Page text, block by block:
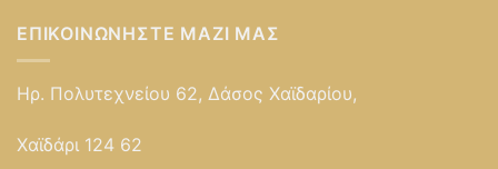
ΕΠΙΚΟΙΝΩΝΉΣΤΕ ΜΑΖΊ ΜΑΣ
Ηρ. Πολυτεχνείου 62, Δάσος Χαϊδαρίου,
Χαϊδάρι 124 62